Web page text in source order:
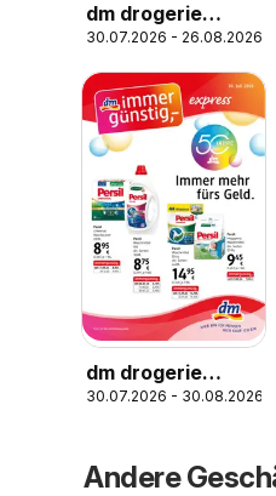
dm drogerie
markt Journal
Express August
30.07.2026 - 26.08.2026
dm drogerie
markt Flugblatt
30.07.2026 - 30.08.2026
Andere